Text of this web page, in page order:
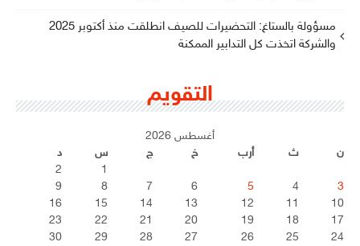
مسؤولة بالستاغ: التحضيرات للصيف انطلقت منذ أكتوبر 2025
والشركة اتخذت كل التدابير الممكنة
التقويم
أغسطس 2026
ن
ث أرب خ ج س
د
1
2
3
4
5
6
7
8
9
10
11
12
13
14
15
16
17
18
19
20
21
22
23
24
25
26
27
28
29
30